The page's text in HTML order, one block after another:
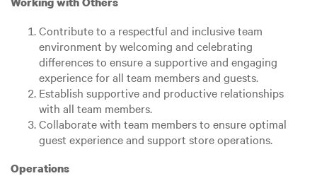
Contribute to a respectful and inclusive team
environment by welcoming and celebrating
differences to ensure a supportive and engaging
experience for all team members and guests.
Establish supportive and productive relationships
with all team members.
Collaborate with team members to ensure optimal
guest experience and support store operations.
Operations